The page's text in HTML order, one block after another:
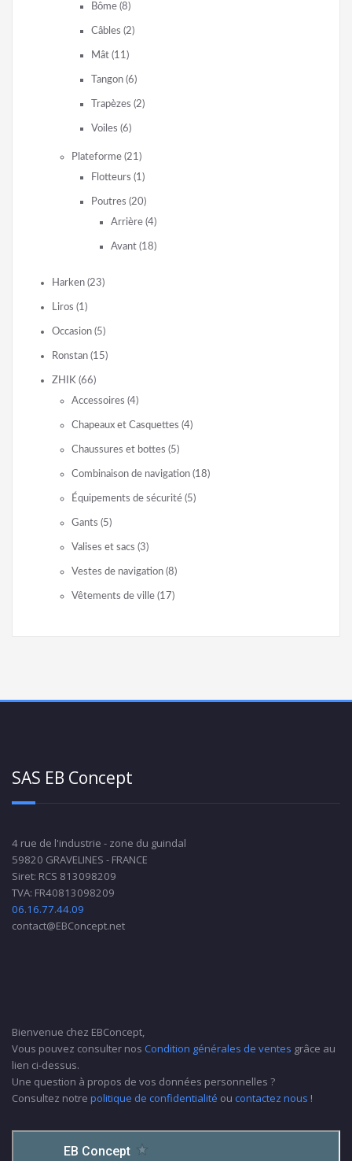
Bôme (8)
Câbles (2)
Mât (11)
Tangon (6)
Trapèzes (2)
Voiles (6)
Plateforme (21)
Flotteurs (1)
Poutres (20)
Arrière (4)
Avant (18)
Harken (23)
Liros (1)
Occasion (5)
Ronstan (15)
ZHIK (66)
Accessoires (4)
Chapeaux et Casquettes (4)
Chaussures et bottes (5)
Combinaison de navigation (18)
Équipements de sécurité (5)
Gants (5)
Valises et sacs (3)
Vestes de navigation (8)
Vêtements de ville (17)
SAS EB Concept
4 rue de l'industrie - zone du guindal
59820 GRAVELINES - FRANCE
Siret: RCS 813098209
TVA: FR40813098209
06.16.77.44.09
contact@EBConcept.net
Bienvenue chez EBConcept,
Vous pouvez consulter nos Condition générales de ventes grâce au
lien ci-dessus.
Une question à propos de vos données personnelles ?
Consultez notre politique de confidentialité ou contactez nous !